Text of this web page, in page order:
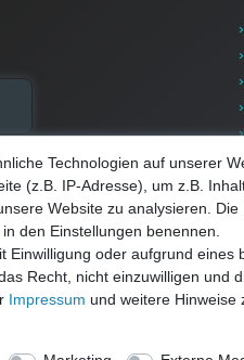
Technologien auf unserer
(z.B. IP-Adresse), um z.B.
Website zu analysieren.
den Einstellungen benennen.
Einwilligung oder aufgrund
Recht, nicht einzuwilligen und
Impressum und weitere Hinweise